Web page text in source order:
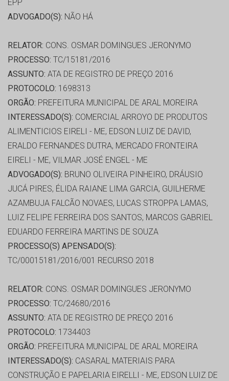
EPP
ADVOGADO(S): NÃO HÁ
RELATOR: CONS. OSMAR DOMINGUES JERONYMO
PROCESSO: TC/15181/2016
ASSUNTO: ATA DE REGISTRO DE PREÇO 2016
PROTOCOLO: 1698313
ORGÃO: PREFEITURA MUNICIPAL DE ARAL MOREIRA
INTERESSADO(S): COMERCIAL ARROYO DE PRODUTOS
ALIMENTICIOS EIRELI - ME, EDSON LUIZ DE DAVID,
ERALDO FERNANDES DUTRA, MERCADO FRONTEIRA
EIRELI - ME, VILMAR JOSÉ ENGEL - ME
ADVOGADO(S): BRUNO OLIVEIRA PINHEIRO, DRÁUSIO
JUCÁ PIRES, ÉLIDA RAIANE LIMA GARCIA, GUILHERME
AZAMBUJA FALCÃO NOVAES, LUCAS STROPPA LAMAS,
LUIZ FELIPE FERREIRA DOS SANTOS, MARCOS GABRIEL
EDUARDO FERREIRA MARTINS DE SOUZA
PROCESSO(S) APENSADO(S):
TC/00015181/2016/001 RECURSO 2018
RELATOR: CONS. OSMAR DOMINGUES JERONYMO
PROCESSO: TC/24680/2016
ASSUNTO: ATA DE REGISTRO DE PREÇO 2016
PROTOCOLO: 1734403
ORGÃO: PREFEITURA MUNICIPAL DE ARAL MOREIRA
INTERESSADO(S): CASARAL MATERIAIS PARA
CONSTRUÇÃO E PAPELARIA EIRELLI - ME, EDSON LUIZ DE